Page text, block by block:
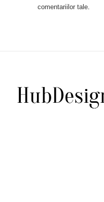
comentariilor tale.